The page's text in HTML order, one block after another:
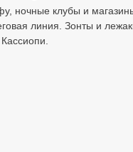
ночные клубы и
линия. Зонты и